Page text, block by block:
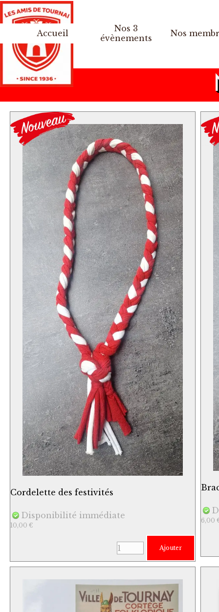
Aller au contenu
Accueil
Nos 3
évènements
▼
Nos
Cordelette des festivités
Disponibilité immédiate
10,00 €
Ajouter
6,00